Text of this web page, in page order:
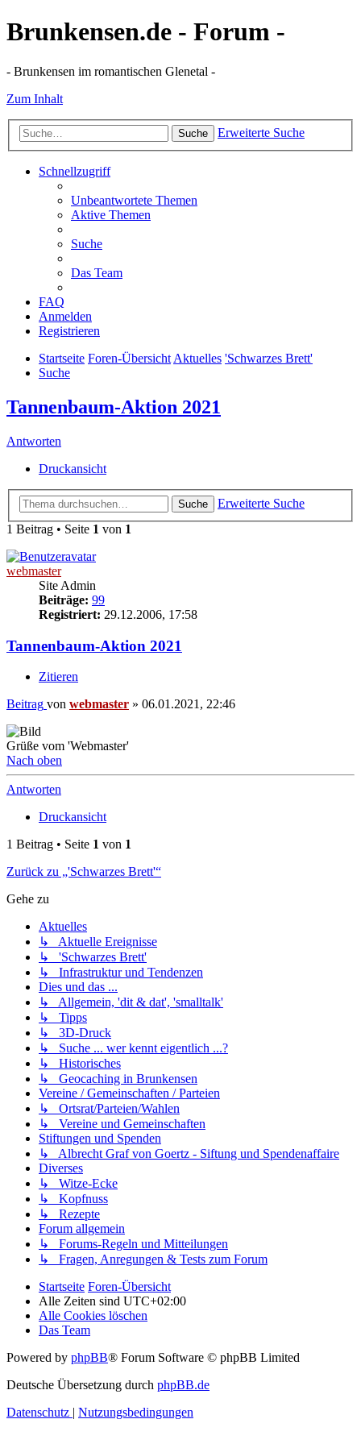
Brunkensen.de - Forum -
- Brunkensen im romantischen Glenetal -
Zum Inhalt
Suche Erweiterte Suche
Schnellzugriff
Unbeantwortete Themen
Aktive Themen
Suche
Das Team
FAQ
Anmelden
Registrieren
Startseite Foren-ÜbersichtAktuelles 'Schwarzes Brett'
Suche
Tannenbaum-Aktion 2021
Antworten
Druckansicht
Suche
Erweiterte Suche
1 Beitrag • Seite 1 von 1
webmaster
Site Admin
Beiträge: 99
Registriert: 29.12.2006, 17:58
Tannenbaum-Aktion 2021
Zitieren
Beitrag von webmaster » 06.01.2021, 22:46
Grüße vom 'Webmaster'
Nach oben
Antworten
Druckansicht
1 Beitrag • Seite 1 von 1
Zurück zu „'Schwarzes Brett'“
Gehe zu
Aktuelles
↳ Aktuelle Ereignisse
↳ 'Schwarzes Brett'
↳ Infrastruktur und Tendenzen
Dies und das ...
↳ Allgemein, 'dit & dat', 'smalltalk'
↳ Tipps
↳ 3D-Druck
↳ Suche ... wer kennt eigentlich ...?
↳ Historisches
↳ Geocaching in Brunkensen
Vereine / Gemeinschaften / Parteien
↳ Ortsrat/Parteien/Wahlen
↳ Vereine und Gemeinschaften
Stiftungen und Spenden
↳ Albrecht Graf von Goertz - Siftung und Spendenaffaire
Diverses
↳ Witze-Ecke
↳ Kopfnuss
↳ Rezepte
Forum allgemein
↳ Forums-Regeln und Mitteilungen
↳ Fragen, Anregungen & Tests zum Forum
Startseite Foren-Übersicht
Alle Zeiten sind UTC+02:00
Alle Cookies löschen
Das Team
Powered by phpBB® Forum Software © phpBB Limited
Deutsche Übersetzung durch phpBB.de
Datenschutz | Nutzungsbedingungen